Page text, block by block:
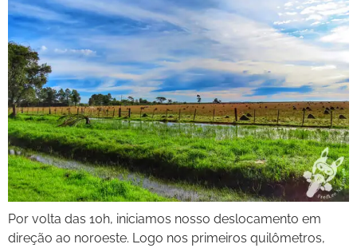
Por volta das 10h, iniciamos nosso deslocamento em
direção ao noroeste. Logo nos primeiros quilômetros,